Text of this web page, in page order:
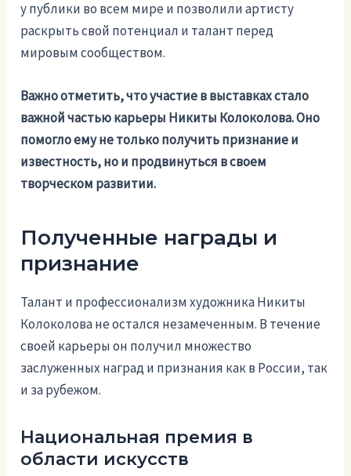
у публики во всем мире и позволили артисту
раскрыть свой потенциал и талант перед
мировым сообществом.
Важно отметить, что участие в выставках стало
важной частью карьеры Никиты Колоколова. Оно
помогло ему не только получить признание и
известность, но и продвинуться в своем
творческом развитии.
Полученные награды и
признание
Талант и профессионализм художника Никиты
Колоколова не остался незамеченным. В течение
своей карьеры он получил множество
заслуженных наград и признания как в России, так
и за рубежом.
Национальная премия в
области искусств